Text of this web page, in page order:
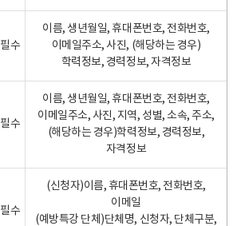
필수
이름, 생년월일, 휴대폰번호, 전화번호,
이메일주소, 사진, (해당하는 경우)
학력정보, 경력정보, 자격정보
필수
이름, 생년월일, 휴대폰번호, 전화번호,
이메일주소, 사진, 지역, 성별, 소속, 주소,
(해당하는 경우)학력정보, 경력정보,
자격정보
필수
(신청자)이름, 휴대폰번호, 전화번호,
이메일
(예방특강 단체)단체명, 신청자, 단체구분,